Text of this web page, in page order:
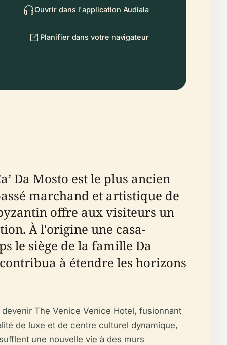
Ouvrir dans l'application Audiala
Planifier dans votre navigateur
Da Mosto est le plus ancien
marchand et artistique de
offre aux visiteurs un
À l'origine une casa-
le siège de la famille Da
à étendre les horizons
The Venice Venice Hotel, fusionnant
de luxe et de centre culturel dynamique,
une nouvelle vie à des murs